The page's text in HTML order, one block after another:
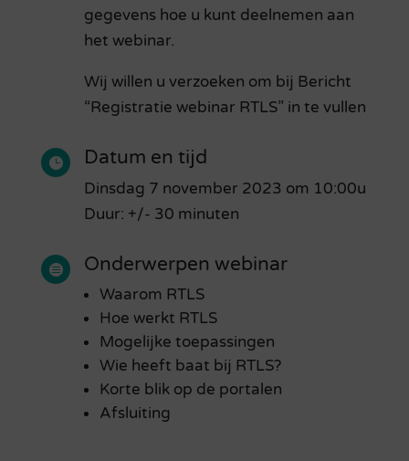
gegevens hoe u kunt deelnemen aan
het webinar.
Wij willen u verzoeken om bij Bericht
“Registratie webinar RTLS” in te vullen
 Datum en tijd
Dinsdag 7 november 2023 om 10:00u
Duur: +/- 30 minuten
 Onderwerpen webinar
Waarom RTLS
Hoe werkt RTLS
Mogelijke toepassingen
Wie heeft baat bij RTLS?
Korte blik op de portalen
Afsluiting